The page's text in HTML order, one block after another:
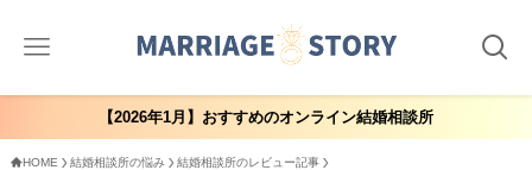
【2026年1月】おすすめのオンライン結婚相談所
HOME 結婚相談所の悩み 結婚相談所のレビュー記事